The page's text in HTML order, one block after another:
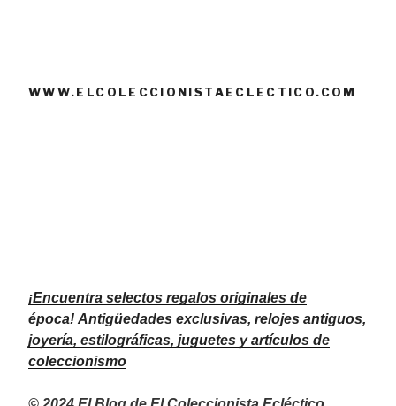
WWW.ELCOLECCIONISTAECLECTICO.COM
¡Encuentra selectos regalos originales de
época! Antigüedades exclusivas, relojes antiguos,
joyería, estilográficas, juguetes y artículos de
coleccionismo